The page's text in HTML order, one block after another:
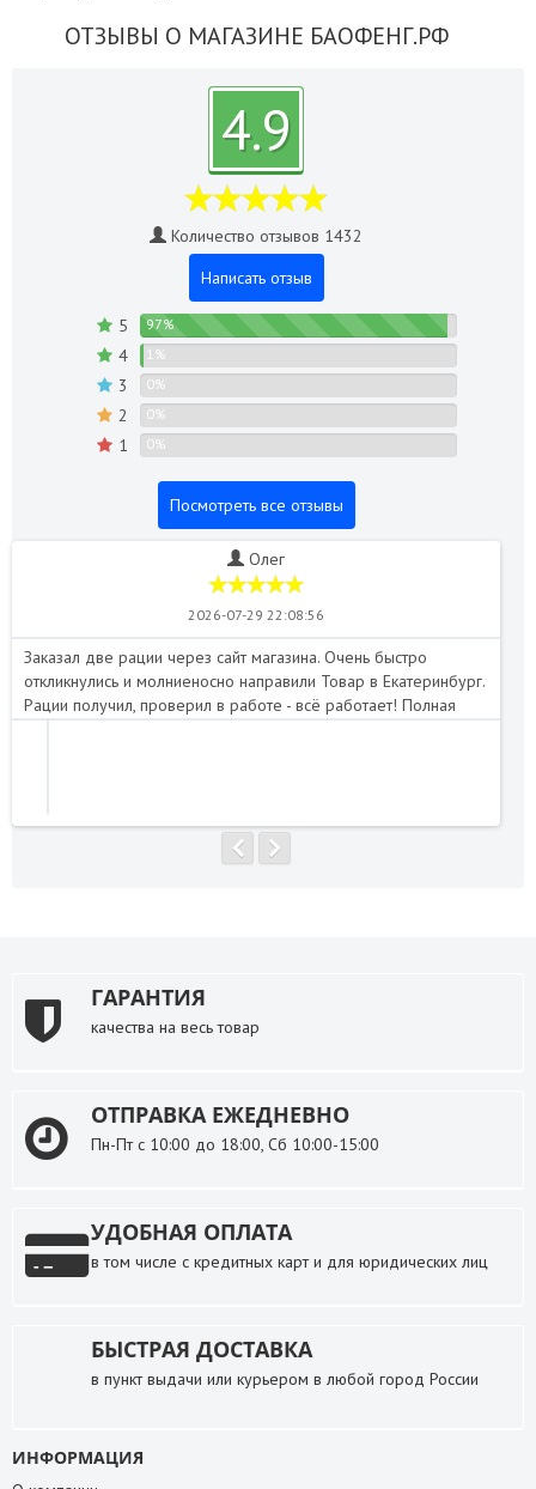
ОТЗЫВЫ О МАГАЗИНЕ БАОФЕНГ.РФ
4.9
Количество отзывов 1432
Написать отзыв
5 97%
4 1%
3 0%
2 0%
1 0%
Посмотреть все отзывы
Олег
2026-07-29 22:08:56
Заказал две рации через сайт магазина. Очень быстро
откликнулись и молниеносно направили Товар в Екатеринбург.
Рации получил, проверил в работе - всё работает! Полная
ГАРАНТИЯ
качества на весь товар
ОТПРАВКА ЕЖЕДНЕВНО
Пн-Пт с 10:00 до 18:00, Сб 10:00-15:00
УДОБНАЯ ОПЛАТА
в том числе с кредитных карт и для юридических лиц
БЫСТРАЯ ДОСТАВКА
в пункт выдачи или курьером в любой город России
ИНФОРМАЦИЯ